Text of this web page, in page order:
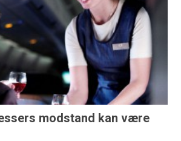
modstand kan være